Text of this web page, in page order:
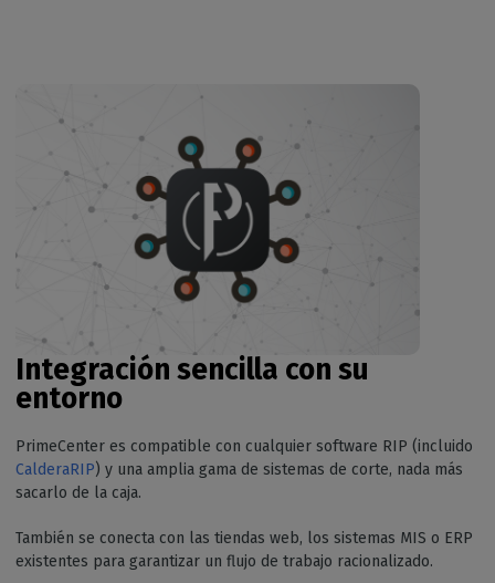
Integración sencilla con su
entorno
PrimeCenter es compatible con cualquier software RIP (incluido
CalderaRIP) y una amplia gama de sistemas de corte, nada más
sacarlo de la caja.
También se conecta con las tiendas web, los sistemas MIS o ERP
existentes para garantizar un flujo de trabajo racionalizado.